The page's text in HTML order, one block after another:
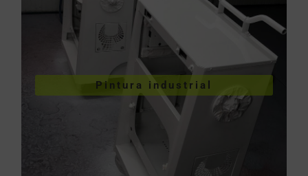
Pintura industrial
Pintura de piezas
industriales
VER PINTURA INDUSTRIAL